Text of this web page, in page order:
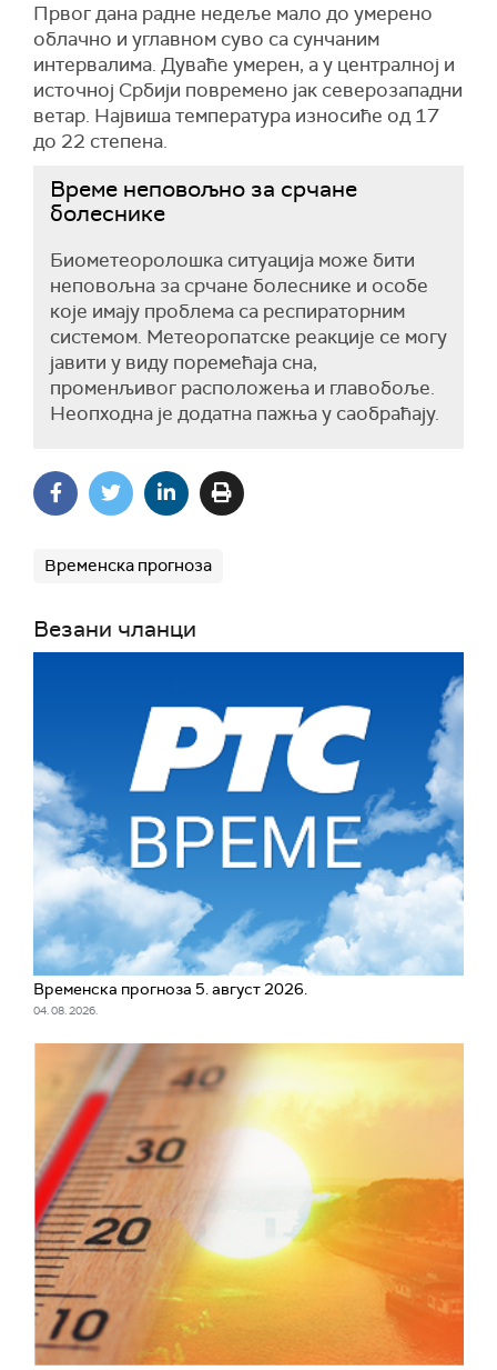
Првог дана радне недеље мало до умерено
облачно и углавном суво са сунчаним
интервалима. Дуваће умерен, а у централној и
источној Србији повремено јак северозападни
ветар. Највиша температура износиће од 17
до 22 степена.
Време неповољно за срчане
болеснике
Биометеоролошка ситуација може бити
неповољна за срчане болеснике и особе
које имају проблема са респираторним
системом. Метеоропатске реакције се могу
јавити у виду поремећаја сна,
променљивог расположења и главобоље.
Неопходна је додатна пажња у саобраћају.
Временска прогноза
Везани чланци
Временска прогноза 5. август 2026.
04. 08. 2026.